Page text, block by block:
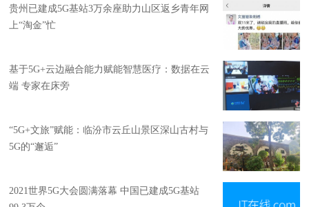
贵州已建成5G基站3万余座助力山区返乡青年网
上“淘金”忙
基于5G+云边融合能力赋能智慧医疗：数据在云
端 专家在床旁
“5G+文旅”赋能：临汾市云丘山景区深山古村与
5G的“邂逅”
2021世界5G大会圆满落幕 中国已建成5G基站